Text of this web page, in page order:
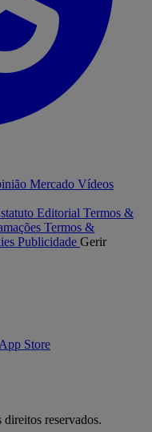
Mercado Vídeos
Editorial Termos &
Termos &
Publicidade Gerir
App Store
reservados.